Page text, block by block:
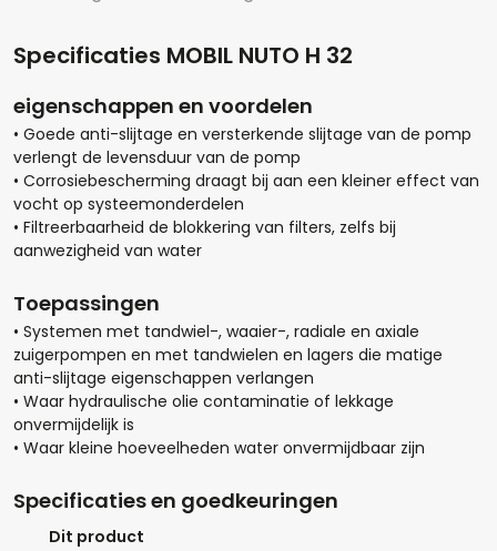
Specificaties MOBIL NUTO H 32
eigenschappen en voordelen
• Goede anti-slijtage en versterkende slijtage van de pomp
verlengt de levensduur van de pomp
• Corrosiebescherming draagt ​​bij aan een kleiner effect van
vocht op systeemonderdelen
• Filtreerbaarheid de blokkering van filters, zelfs bij
aanwezigheid van water
Toepassingen
• Systemen met tandwiel-, waaier-, radiale en axiale
zuigerpompen en met tandwielen en lagers die matige
anti-slijtage eigenschappen verlangen
• Waar hydraulische olie contaminatie of lekkage
onvermijdelijk is
• Waar kleine hoeveelheden water onvermijdbaar zijn
Specificaties en goedkeuringen
Dit product
Hoeveel liter*:
Aantal
- +